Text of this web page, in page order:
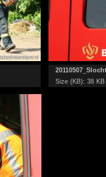
Size (KB): 38 KB